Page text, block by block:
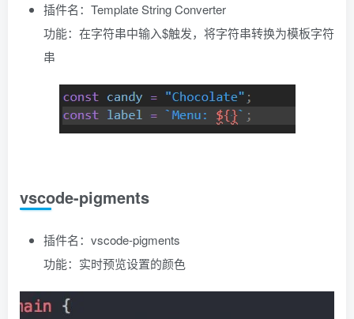
插件名：Template String Converter
功能：在字符串中输入$触发，将字符串转换为模板字符
串
vscode-pigments
插件名：vscode-pigments
功能：实时预览设置的颜色